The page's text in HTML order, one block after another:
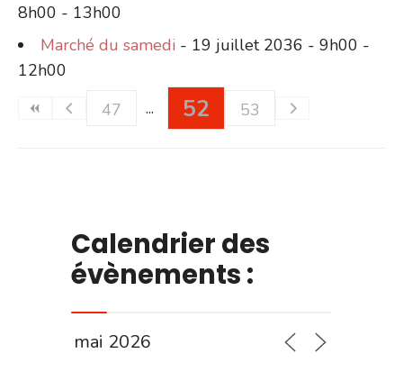
8h00 - 13h00
Marché du samedi - 19 juillet 2036 - 9h00 -
12h00
47
52 53
Calendrier des
évènements :